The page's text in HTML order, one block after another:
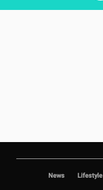
News Lifestyle